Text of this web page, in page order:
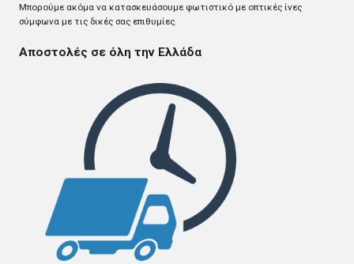
Mπορούμε ακόμα να κατασκευάσουμε φωτιστικό με οπτικές ίνες
σύμφωνα με τις δικές σας επιθυμίες.
Αποστολές σε όλη την Ελλάδα